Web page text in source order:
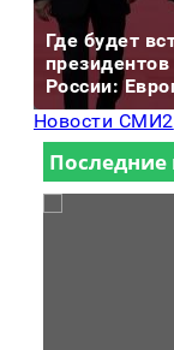
Где будет
России:
Новости СМИ2